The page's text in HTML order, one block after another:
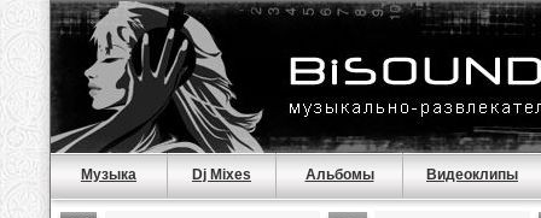
Музыка Dj Mixes Альбомы Видеоклипы